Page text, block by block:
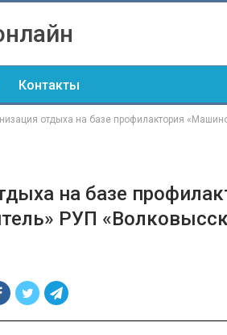
Контакты
отдыха на базе профилактория
на базе
РУП